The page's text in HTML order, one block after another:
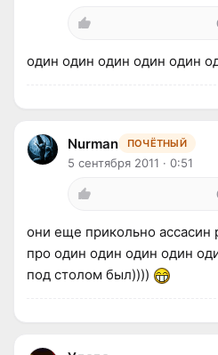
один один один один один
Nurman ПОЧЁТНЫЙ
5 сентября 2011 · 0:51
они еще прикольно
про один один один один
под столом был))))